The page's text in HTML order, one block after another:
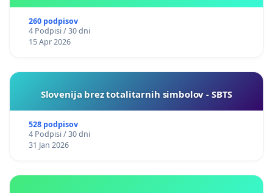
260 podpisov
4 Podpisi / 30 dni
15 Apr 2026
Slovenija brez totalitarnih simbolov - SBTS
528 podpisov
4 Podpisi / 30 dni
31 Jan 2026